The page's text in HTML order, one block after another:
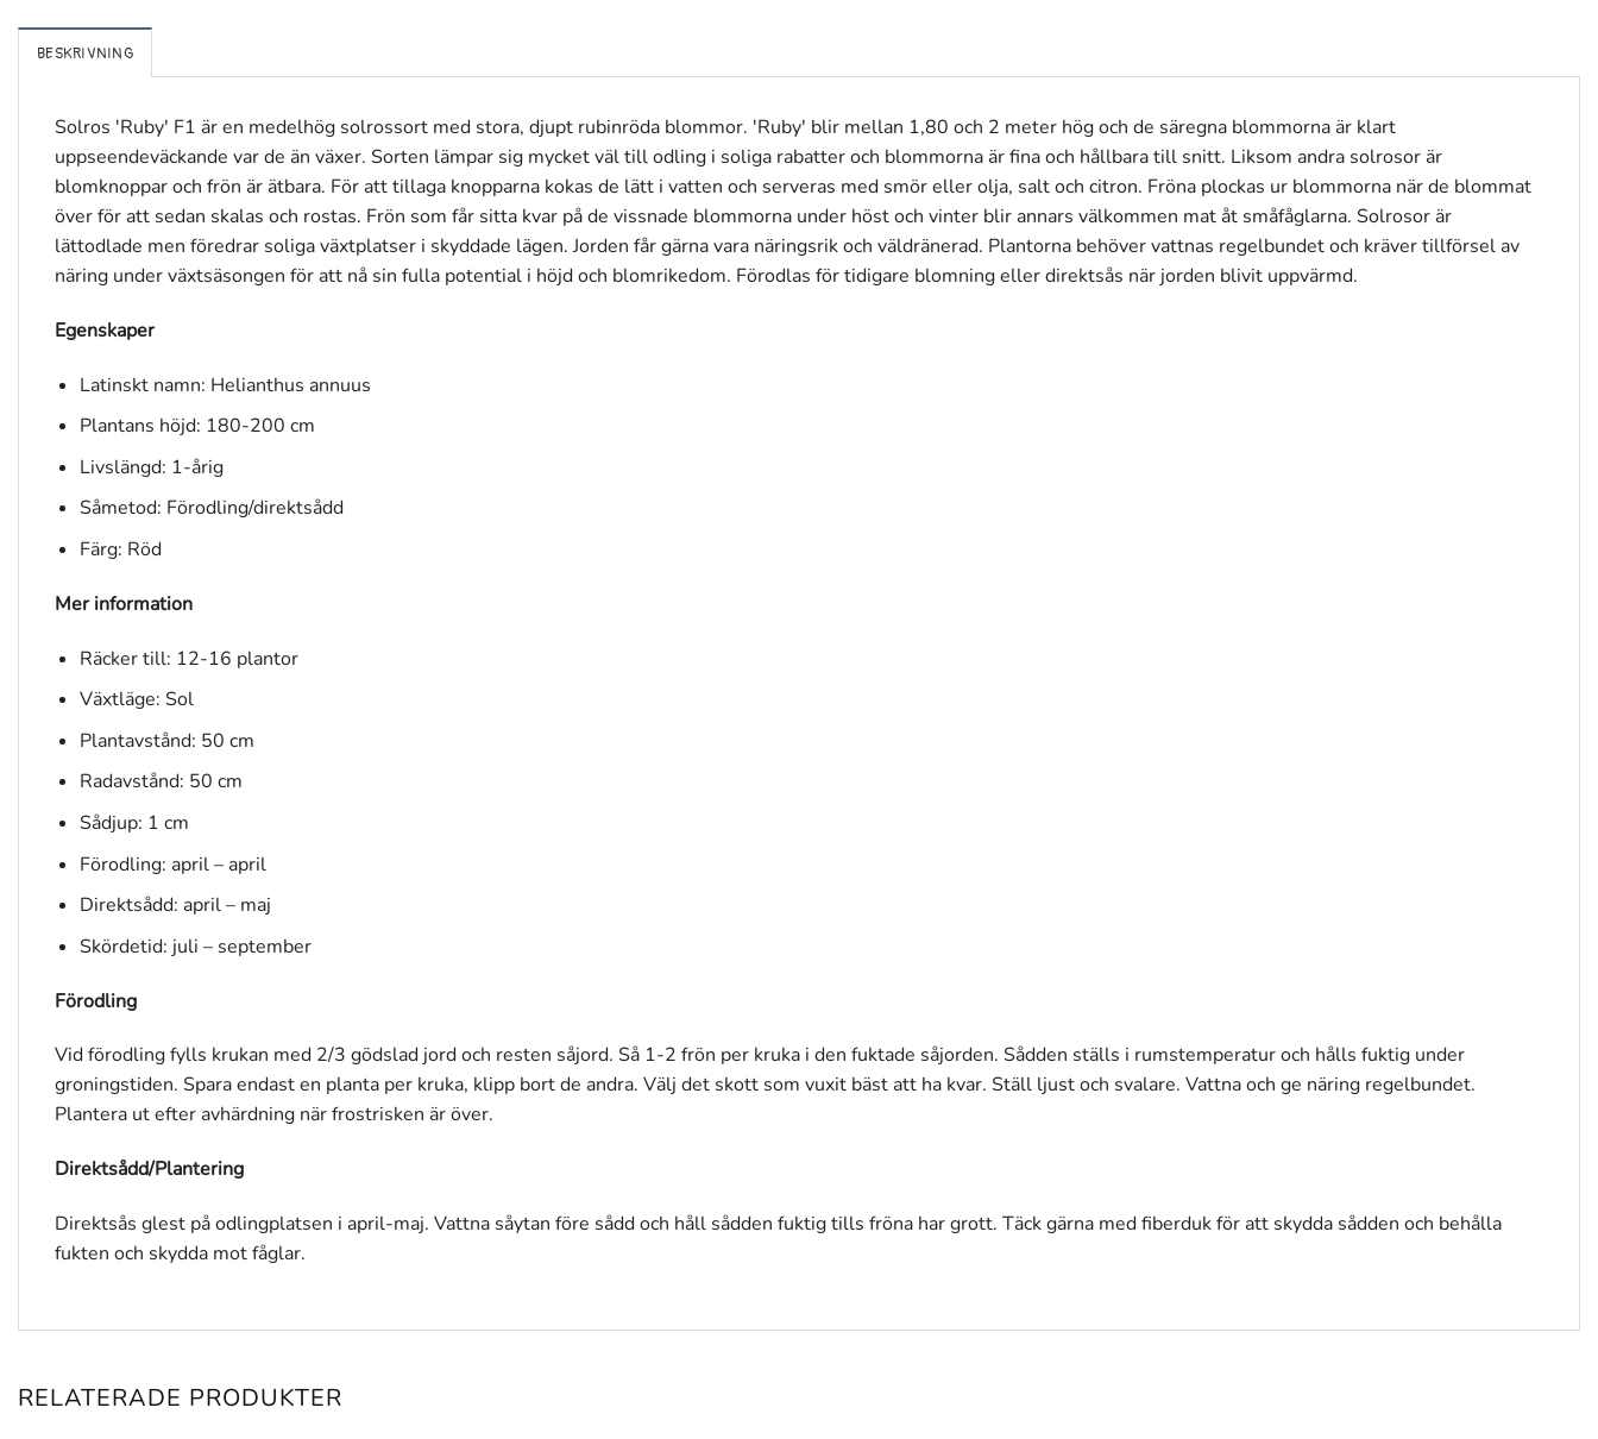
BESKRIVNING
Solros 'Ruby' F1 är en medelhög solrossort med stora, djupt rubinröda blommor. 'Ruby' blir mellan 1,80 och 2 meter hög och de säregna blommorna är klart
uppseendeväckande var de än växer. Sorten lämpar sig mycket väl till odling i soliga rabatter och blommorna är fina och hållbara till snitt. Liksom andra solrosor är
blomknoppar och frön är ätbara. För att tillaga knopparna kokas de lätt i vatten och serveras med smör eller olja, salt och citron. Fröna plockas ur blommorna när de blommat
över för att sedan skalas och rostas. Frön som får sitta kvar på de vissnade blommorna under höst och vinter blir annars välkommen mat åt småfåglarna. Solrosor är
lättodlade men föredrar soliga växtplatser i skyddade lägen. Jorden får gärna vara näringsrik och väldränerad. Plantorna behöver vattnas regelbundet och kräver tillförsel av
näring under växtsäsongen för att nå sin fulla potential i höjd och blomrikedom. Förodlas för tidigare blomning eller direktsås när jorden blivit uppvärmd.
Egenskaper
Latinskt namn: Helianthus annuus
Plantans höjd: 180-200 cm
Livslängd: 1-årig
Såmetod: Förodling/direktsådd
Färg: Röd
Mer information
Räcker till: 12-16 plantor
Växtläge: Sol
Plantavstånd: 50 cm
Radavstånd: 50 cm
Sådjup: 1 cm
Förodling: april – april
Direktsådd: april – maj
Skördetid: juli – september
Förodling
Vid förodling fylls krukan med 2/3 gödslad jord och resten såjord. Så 1-2 frön per kruka i den fuktade såjorden. Sådden ställs i rumstemperatur och hålls fuktig under
groningstiden. Spara endast en planta per kruka, klipp bort de andra. Välj det skott som vuxit bäst att ha kvar. Ställ ljust och svalare. Vattna och ge näring regelbundet.
Plantera ut efter avhärdning när frostrisken är över.
Direktsådd/Plantering
Direktsås glest på odlingplatsen i april-maj. Vattna såytan före sådd och håll sådden fuktig tills fröna har grott. Täck gärna med fiberduk för att skydda sådden och behålla
fukten och skydda mot fåglar.
RELATERADE PRODUKTER